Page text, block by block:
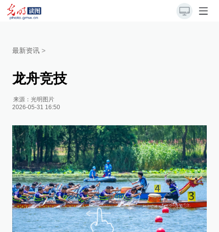
最新资讯 >
龙舟竞技
来源：光明图片
2026-05-31 16:50